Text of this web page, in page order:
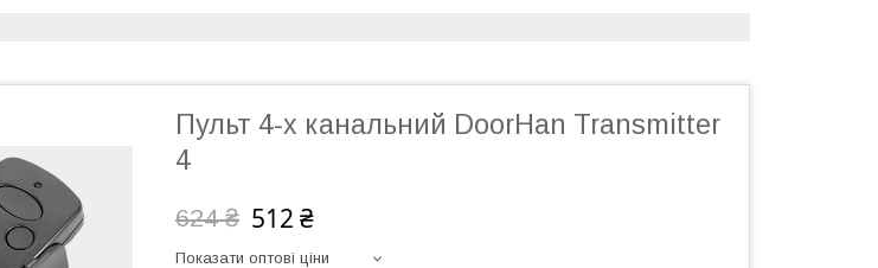
Пульт 4-х канальний DoorHan Transmitter
4
624 ₴ 512 ₴
Показати оптові ціни